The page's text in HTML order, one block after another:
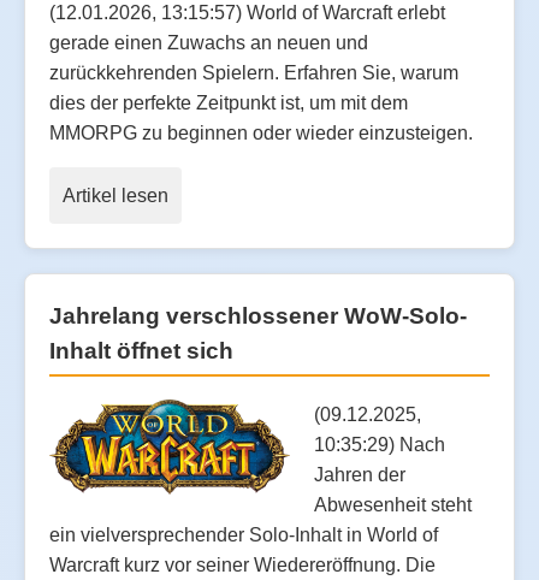
(12.01.2026, 13:15:57) World of Warcraft erlebt
gerade einen Zuwachs an neuen und
zurückkehrenden Spielern. Erfahren Sie, warum
dies der perfekte Zeitpunkt ist, um mit dem
MMORPG zu beginnen oder wieder einzusteigen.
Artikel lesen
Jahrelang verschlossener WoW-Solo-
Inhalt öffnet sich
(09.12.2025,
10:35:29) Nach
Jahren der
Abwesenheit steht
ein vielversprechender Solo-Inhalt in World of
Warcraft kurz vor seiner Wiedereröffnung. Die